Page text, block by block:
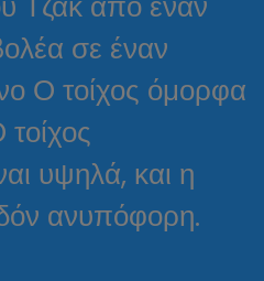
σε έναν
Ο τοίχος όμορφα
υψηλά, και η
ανυπόφορη.